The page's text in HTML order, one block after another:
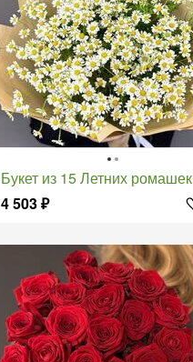
Букет из 15 Летних ромашек
4 503₽